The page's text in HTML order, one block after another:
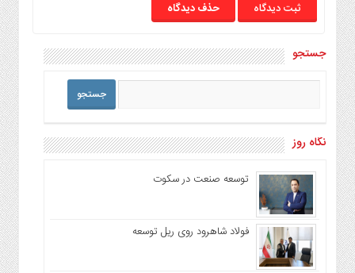
حذف دیدگاه
جستجو
نگاه روز
توسعه صنعت در سکوت
فولاد شاهرود روی ریل توسعه